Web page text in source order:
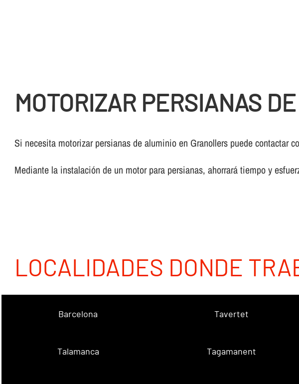
MOTORIZAR PERSIANAS
Si necesita motorizar persianas de aluminio en Granollers puede contactar
Mediante la instalación de un motor para persianas, ahorrará tiempo y
LOCALIDADES DONDE
Barcelona Tavertet
Talamanca Tagamanent